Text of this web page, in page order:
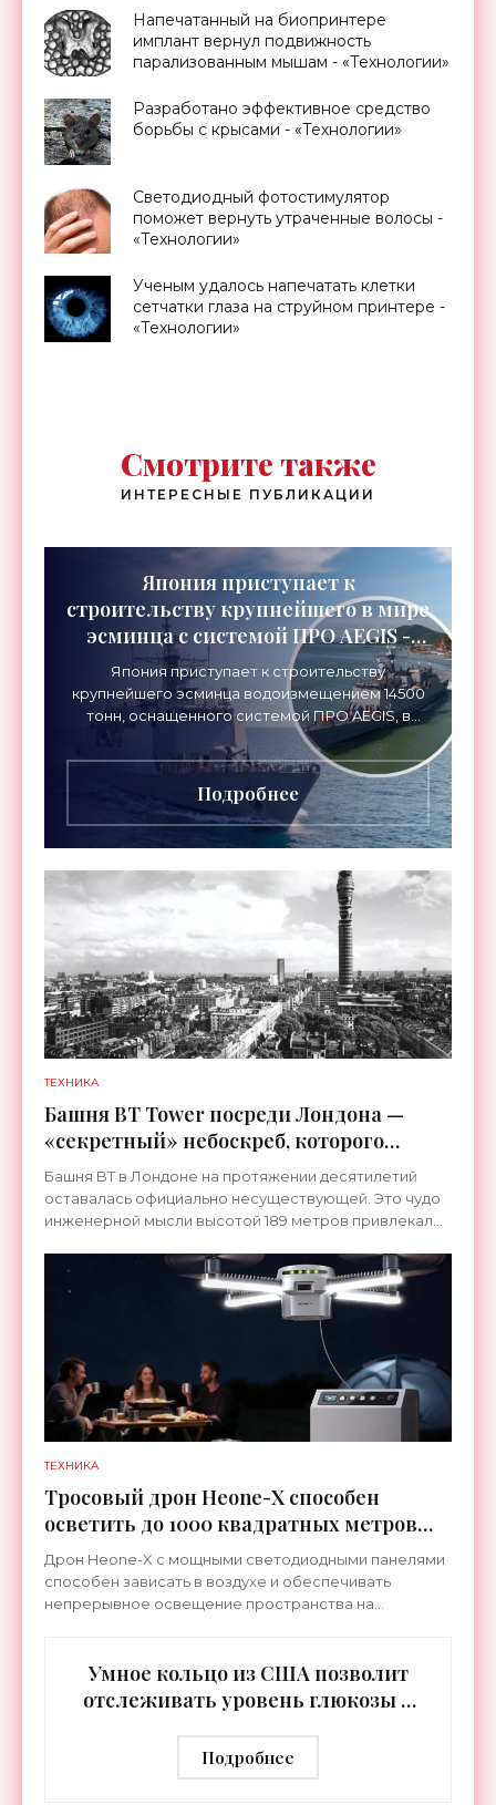
Напечатанный на биопринтере
имплант вернул подвижность
парализованным мышам - «Технологии»
Разработано эффективное средство
борьбы с крысами - «Технологии»
Светодиодный фотостимулятор
поможет вернуть утраченные волосы -
«Технологии»
Ученым удалось напечатать клетки
сетчатки глаза на струйном принтере -
«Технологии»
Смотрите также
ИНТЕРЕСНЫЕ ПУБЛИКАЦИИ
Япония приступает к
строительству крупнейшего в мире
эсминца с системой ПРО AEGIS -
«Оружие»
Япония приступает к строительству
крупнейшего эсминца водоизмещением 14500
тонн, оснащенного системой ПРО AEGIS, в
ответ на изменяющуюся ситуацию в Восточной
Азии — в частности, на
Подробнее
ТЕХНИКА
Башня BT Tower посреди Лондона —
«секретный» небоскреб, которого
никогда не существовало -
«Технологии»
Башня BT в Лондоне на протяжении десятилетий
оставалась официально несуществующей. Это чудо
инженерной мысли высотой 189 метров привлекало
королевской
ТЕХНИКА
Тросовый дрон Heone-X способен
осветить до 1000 квадратных метров
земли - «Беспилотники»
Дрон Heone-X с мощными светодиодными панелями
способен зависать в воздухе и обеспечивать
непрерывное освещение пространства на
Умное кольцо из США позволит
отслеживать уровень глюкозы и
«Технологии»
Подробнее